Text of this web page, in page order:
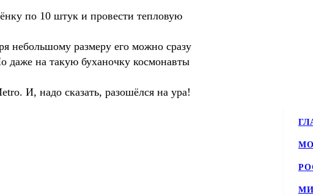
по 10 штук и провести тепловую
небольшому размеру его можно сразу
даже на такую буханочку космонавты
И, надо сказать, разошёлся на ура!